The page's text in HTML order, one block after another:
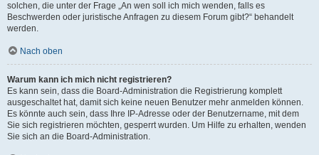
solchen, die unter der Frage „An wen soll ich mich wenden, falls es
Beschwerden oder juristische Anfragen zu diesem Forum gibt?“ behandelt
werden.
Nach oben
Warum kann ich mich nicht registrieren?
Es kann sein, dass die Board-Administration die Registrierung komplett
ausgeschaltet hat, damit sich keine neuen Benutzer mehr anmelden können.
Es könnte auch sein, dass Ihre IP-Adresse oder der Benutzername, mit dem
Sie sich registrieren möchten, gesperrt wurden. Um Hilfe zu erhalten, wenden
Sie sich an die Board-Administration.